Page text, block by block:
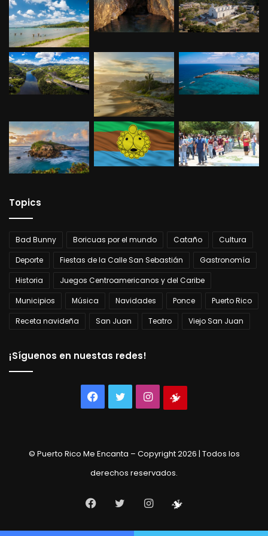
Personajes ilustres
Ramón Luis Acevedo – Escritor, profesor y
presidente del Instituto de Literatura
Puertorriqueña
Emilio R. Delgado – Poeta y periodista. Dirigió tres
importantes revistas de
vanguardia: Faro, Vórtice y Puerto Rico Ilustrado.
Sixto Febus – Pintor
Topics
Bad Bunny Boricuas por el mundo Cataño
Cultura
Deporte
Fiestas de la Calle San Sebastián
Gastronomía
Historia
Juegos Centroamericanos y del Caribe
Municipios
Música Navidades Ponce
Puerto Rico
Receta navideña
San Juan Teatro Viejo San Juan
¡Síguenos en nuestas redes!
Facebook
TwitterInstagram
© Puerto Rico Me Encanta – Copyright 2026 | Todos los
derechos reservados.
Facebook
TwitterInstagram
virtual